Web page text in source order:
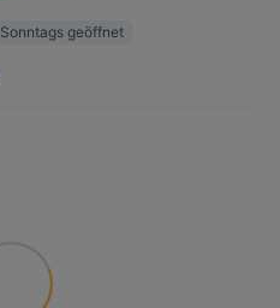
Sonntags geöffnet